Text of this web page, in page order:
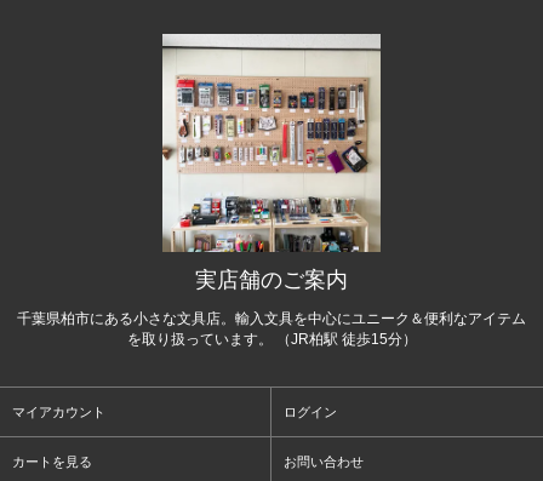
実店舗のご案内
千葉県柏市にある小さな文具店。輸入文具を中心にユニーク＆便利なアイテム
を取り扱っています。 （JR柏駅 徒歩15分）
マイアカウント ログイン
カートを見る お問い合わせ